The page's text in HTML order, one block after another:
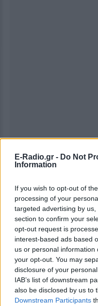
E-Radio.gr - Do Not
Information
If you wish to opt-out of
processing of your
targeted advertising by
section to confirm your
opt-out request is
interest-based ads based
us or personal
your opt-out. You may
disclosure of your
IAB’s list of downstream
also be disclosed by us to
Downstream Participants
και μάθετε πρώτοι
Διαβάστε
Ομορφιά ,Σχέσειςκαι
Pink.gr !
Ακολουθήστε το